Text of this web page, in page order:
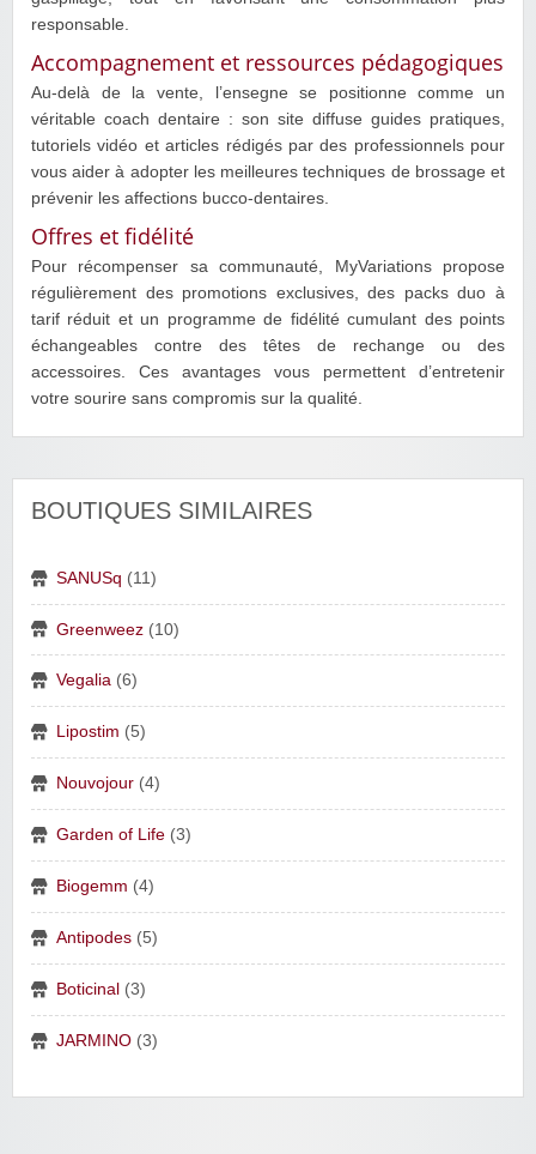
responsable.
Accompagnement et ressources pédagogiques
Au-delà de la vente, l’ensegne se positionne comme un
véritable coach dentaire : son site diffuse guides pratiques,
tutoriels vidéo et articles rédigés par des professionnels pour
vous aider à adopter les meilleures techniques de brossage et
prévenir les affections bucco-dentaires.
Offres et fidélité
Pour récompenser sa communauté, MyVariations propose
régulièrement des promotions exclusives, des packs duo à
tarif réduit et un programme de fidélité cumulant des points
échangeables contre des têtes de rechange ou des
accessoires. Ces avantages vous permettent d’entretenir
votre sourire sans compromis sur la qualité.
BOUTIQUES SIMILAIRES
SANUSq (11)
Greenweez (10)
Vegalia (6)
Lipostim (5)
Nouvojour (4)
Garden of Life (3)
Biogemm (4)
Antipodes (5)
Boticinal (3)
JARMINO (3)